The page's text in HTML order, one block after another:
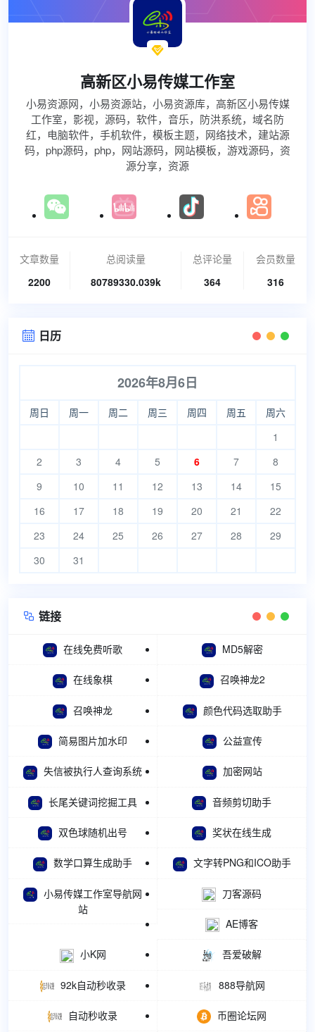

高新区小易传媒工作室
小易资源网，小易资源站，小易资源库，高新区小易传媒
工作室，影视，源码，软件，音乐，防洪系统，域名防
红，电脑软件，手机软件，模板主题，网络技术，建站源
码，php源码，php，网站源码，网站模板，游戏源码，资
源分享，资源
文章数量
2200
总阅读量
80789330.039k
总评论量
364
会员数量
316
 日历
2026年8月6日
周日 周一 周二 周三 周四 周五
周六
1
2
3 4 5 6 7
8
9
10 11 12 13 14
15
16
17 18 19 20 21
22
23
24 25 26 27 28
29
30
31
 链接
在线免费听歌 MD5解密
在线象棋 召唤神龙2
召唤神龙 颜色代码选取助手
简易图片加水印 公益宣传
失信被执行人查询系统 加密网站
长尾关键词挖掘工具 音频剪切助手
双色球随机出号 奖状在线生成
数学口算生成助手 文字转PNG和ICO助手
小易传媒工作室导航网
站
刀客源码
AE博客
小K网 吾爱破解
92k自动秒收录 888导航网
自动秒收录 币圈论坛网